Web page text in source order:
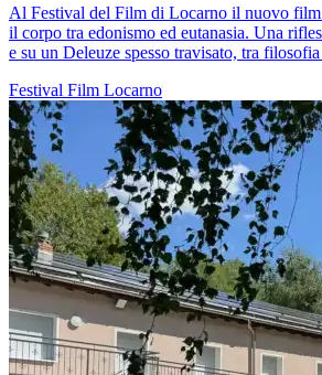
Al Festival del Film di Locarno il nuovo film
il corpo tra edonismo ed eutanasia. Una
e su un Deleuze spesso travisato, tra
Festival Film Locarno